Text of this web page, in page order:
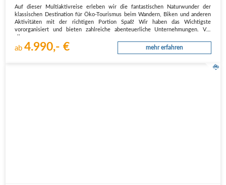
Auf dieser Multiaktivreise erleben wir die fantastischen Naturwunder der
klassischen Destination für Öko-Tourismus beim Wandern, Biken und anderen
Aktivitäten mit der richtigen Portion Spaß! Wir haben das Wichtigste
vororganisiert und bieten zahlreiche abenteuerliche Unternehmungen. Vor
ab4.990,- € mehr erfahren